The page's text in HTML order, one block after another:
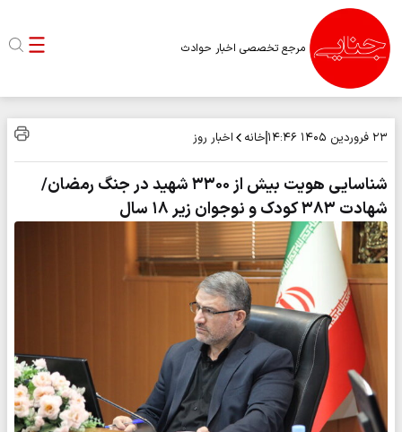
مرجع تخصصی اخبار حوادث
۲۳ فروردین ۱۴۰۵ ۱۴:۴۶ خانه اخبار روز
شناسایی هویت بیش از ۳۳۰۰ شهید در جنگ رمضان/
شهادت ۳۸۳ کودک و نوجوان زیر ۱۸ سال